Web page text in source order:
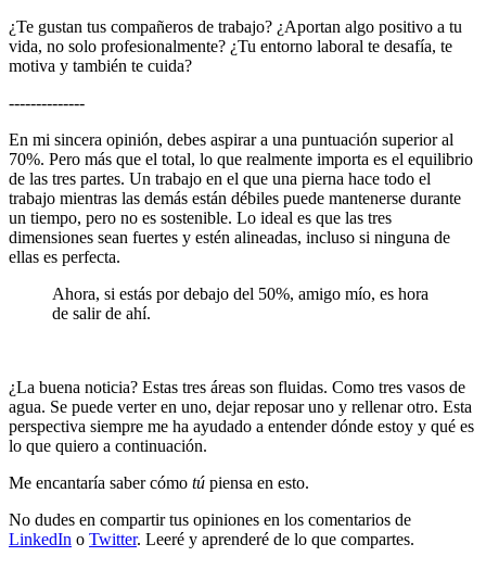
¿Te gustan tus compañeros de trabajo? ¿Aportan algo positivo a tu
vida, no solo profesionalmente? ¿Tu entorno laboral te desafía, te
motiva y también te cuida?
--------------
En mi sincera opinión, debes aspirar a una puntuación superior al
70%. Pero más que el total, lo que realmente importa es el equilibrio
de las tres partes. Un trabajo en el que una pierna hace todo el
trabajo mientras las demás están débiles puede mantenerse durante
un tiempo, pero no es sostenible. Lo ideal es que las tres
dimensiones sean fuertes y estén alineadas, incluso si ninguna de
ellas es perfecta.
Ahora, si estás por debajo del 50%, amigo mío, es hora
de salir de ahí.
¿La buena noticia? Estas tres áreas son fluidas. Como tres vasos de
agua. Se puede verter en uno, dejar reposar uno y rellenar otro. Esta
perspectiva siempre me ha ayudado a entender dónde estoy y qué es
lo que quiero a continuación.
Me encantaría saber cómo tú piensa en esto.
No dudes en compartir tus opiniones en los comentarios de
LinkedIn o Twitter. Leeré y aprenderé de lo que compartes.